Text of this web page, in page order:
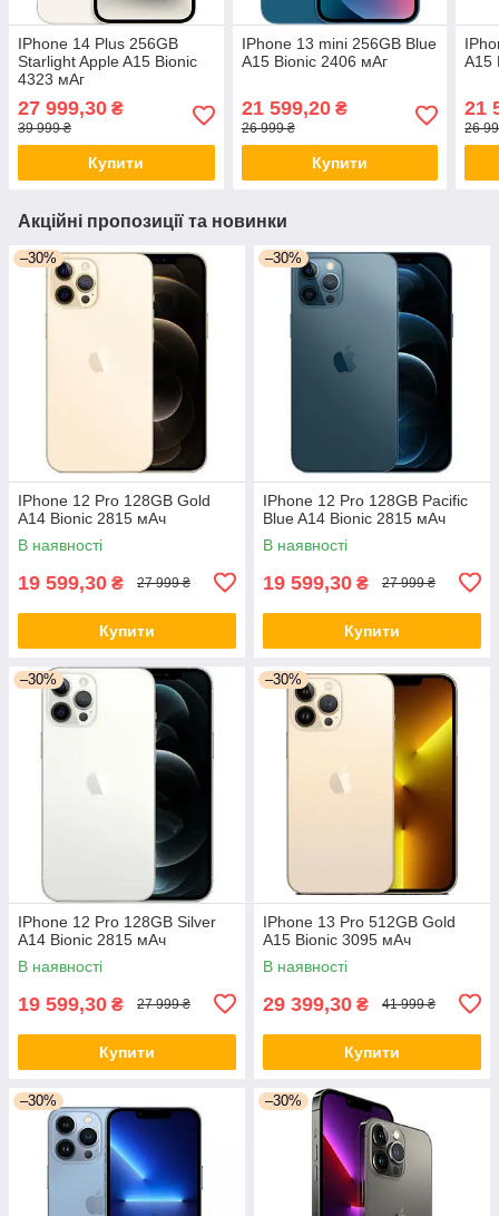
IPhone 14 Plus 256GB
Starlight Apple A15 Bionic
4323 мАг
27 999,30 ₴
39 999 ₴
Купити
IPhone 13 mini 256GB Blue
A15 Bionic 2406 мАг
21 599,20₴
26 999 ₴
Купити
A15
21
26
Акційні пропозиції та новинки
–30%
IPhone 12 Pro 128GB Gold
A14 Bionic 2815 мАч
В наявності
19 599,30 ₴ 27 999 ₴
Купити
–30%
IPhone 12 Pro 128GB Pacific
Blue A14 Bionic 2815 мАч
В наявності
19 599,30 ₴ 27 999 ₴
Купити
–30%
IPhone 12 Pro 128GB Silver
A14 Bionic 2815 мАч
В наявності
19 599,30 ₴ 27 999 ₴
Купити
–30%
IPhone 13 Pro 512GB Gold
A15 Bionic 3095 мАч
В наявності
29 399,30 ₴ 41 999 ₴
Купити
–30% –30%